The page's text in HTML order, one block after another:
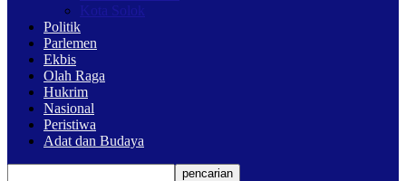
Kota Solok
Politik
Parlemen
Ekbis
Olah Raga
Hukrim
Nasional
Peristiwa
Adat dan Budaya